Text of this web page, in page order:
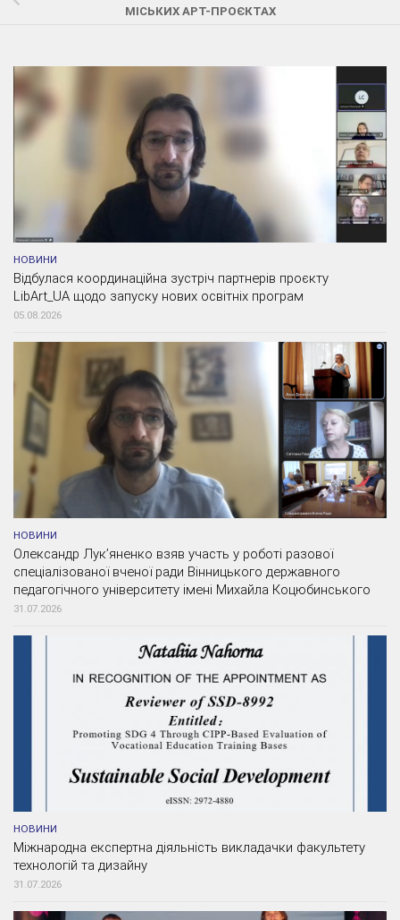
МІСЬКИХ АРТ-ПРОЄКТАХ
НОВИНИ
Відбулася координаційна зустріч партнерів проєкту
LibArt_UA щодо запуску нових освітніх програм
05.08.2026
НОВИНИ
Олександр Лук’яненко взяв участь у роботі разової
спеціалізованої вченої ради Вінницького державного
педагогічного університету імені Михайла Коцюбинського
31.07.2026
НОВИНИ
Міжнародна експертна діяльність викладачки факультету
технологій та дизайну
31.07.2026